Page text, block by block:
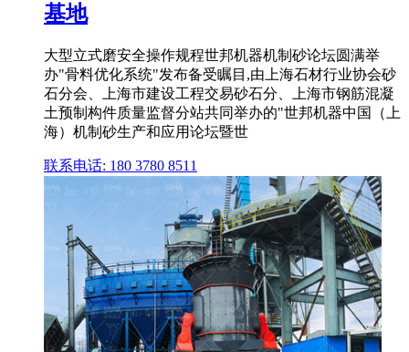
基地
大型立式磨安全操作规程世邦机器机制砂论坛圆满举
办"骨料优化系统"发布备受瞩目,由上海石材行业协会砂
石分会、上海市建设工程交易砂石分、上海市钢筋混凝
土预制构件质量监督分站共同举办的"世邦机器中国（上
海）机制砂生产和应用论坛暨世
联系电话: 180 3780 8511